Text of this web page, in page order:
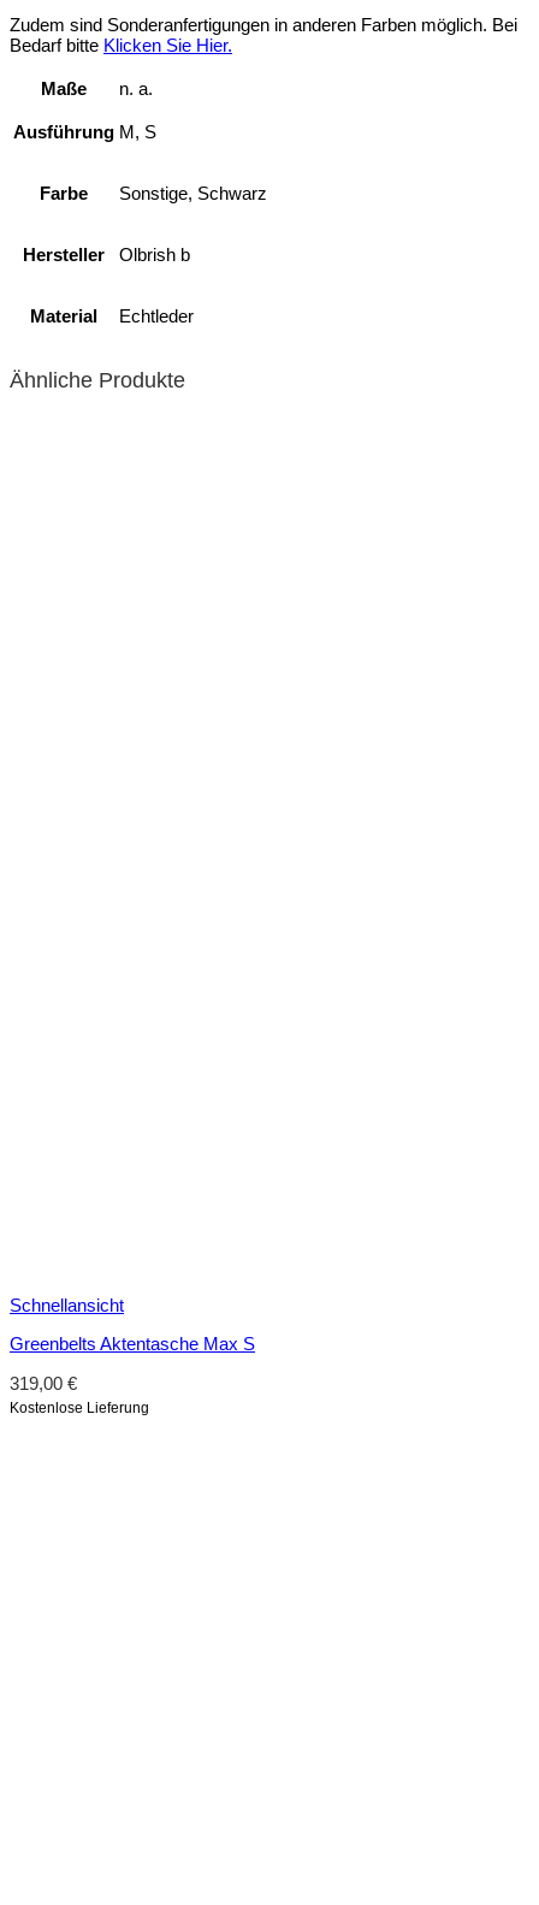
Zudem sind Sonderanfertigungen in anderen Farben möglich. Bei
Bedarf bitte Klicken Sie Hier.
Maße n. a.
Ausführung M, S
Farbe Sonstige, Schwarz
Hersteller Olbrish b
Material Echtleder
Ähnliche Produkte
Schnellansicht
Greenbelts Aktentasche Max S
319,00 €
Kostenlose Lieferung